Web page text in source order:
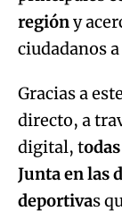
regióny
ciudadanos
Gracias a
directo, a
digital, t
Junta en las
deportivas